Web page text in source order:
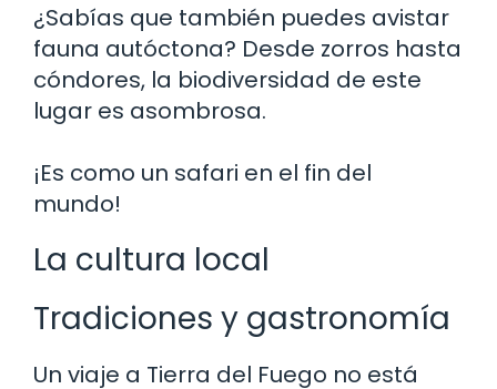
¿Sabías que también puedes avistar
fauna autóctona? Desde zorros hasta
cóndores, la biodiversidad de este
lugar es asombrosa.
¡Es como un safari en el fin del
mundo!
La cultura local
Tradiciones y gastronomía
Un viaje a Tierra del Fuego no está